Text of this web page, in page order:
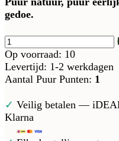
gedoe.
Op voorraad: 10
Levertijd: 1-2 werkdagen
Aantal Puur Punten: 1
✓ Veilig betalen —
Klarna